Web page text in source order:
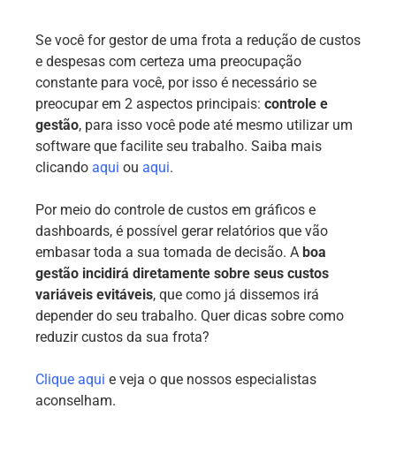
Se você for gestor de uma frota a redução de custos
e despesas com certeza uma preocupação
constante para você, por isso é necessário se
preocupar em 2 aspectos principais: controle e
gestão, para isso você pode até mesmo utilizar um
software que facilite seu trabalho. Saiba mais
clicando aqui ou aqui.
Por meio do controle de custos em gráficos e
dashboards, é possível gerar relatórios que vão
embasar toda a sua tomada de decisão. A boa
gestão incidirá diretamente sobre seus custos
variáveis evitáveis, que como já dissemos irá
depender do seu trabalho. Quer dicas sobre como
reduzir custos da sua frota?
Clique aqui e veja o que nossos especialistas
aconselham.